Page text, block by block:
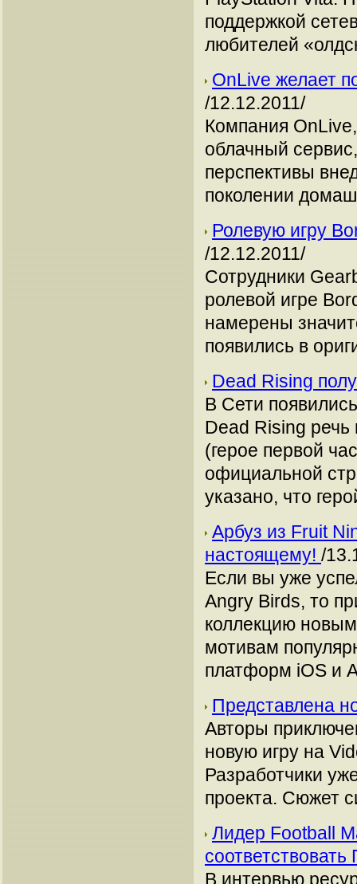
поддержкой
любителей
OnLive желает
/12.12.2011/
Компания
облачный
перспективы
поколении
Ролевую игру
/12.12.2011/
Сотрудники
ролевой игре
намерены
появились в
Dead Rising
В Сети
Dead Rising
(герое первой
официальной
указано, что
Арбуз из Fruit
настоящему! /
Если вы уже
Angry Birds, то
коллекцию
мотивам
платформ iOS и
Представлена
Авторы
новую игру на
Разработчики
проекта. Сюжет
Лидер Football
В интервью